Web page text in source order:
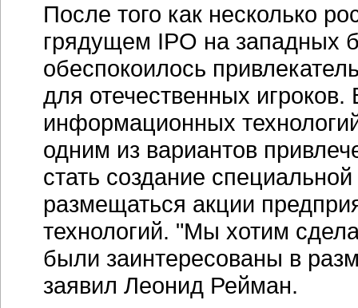
После того как несколько
грядущем IPO на западных
обеспокоилось
для отечественных
информационных
одним из вариантов
стать создание
размещаться акции
технологий. "Мы хотим
были заинтересованы в
заявил Леонид Рейман.